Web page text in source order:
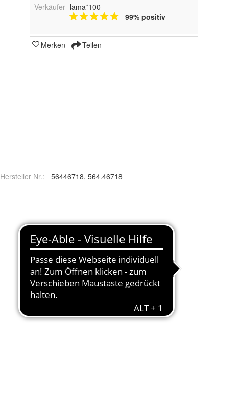
Verkäufer lama*100
99% positiv
Merken Teilen
Hersteller Nr.: 56446718, 564.46718